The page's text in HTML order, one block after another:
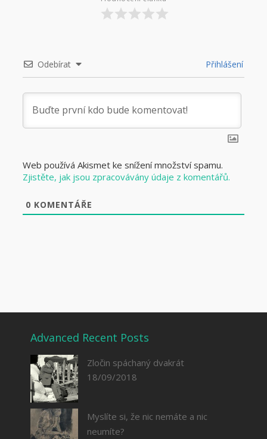
Odebírat Přihlášení
Web používá Akismet ke snížení množství spamu.
Zjistěte, jak jsou zpracovávány údaje z komentářů.
0 KOMENTÁŘE
Advanced Recent Posts
Zločin spáchaný dvakrát
18/09/2018
Myslíte si, že nic nemáte a nic
neumíte?